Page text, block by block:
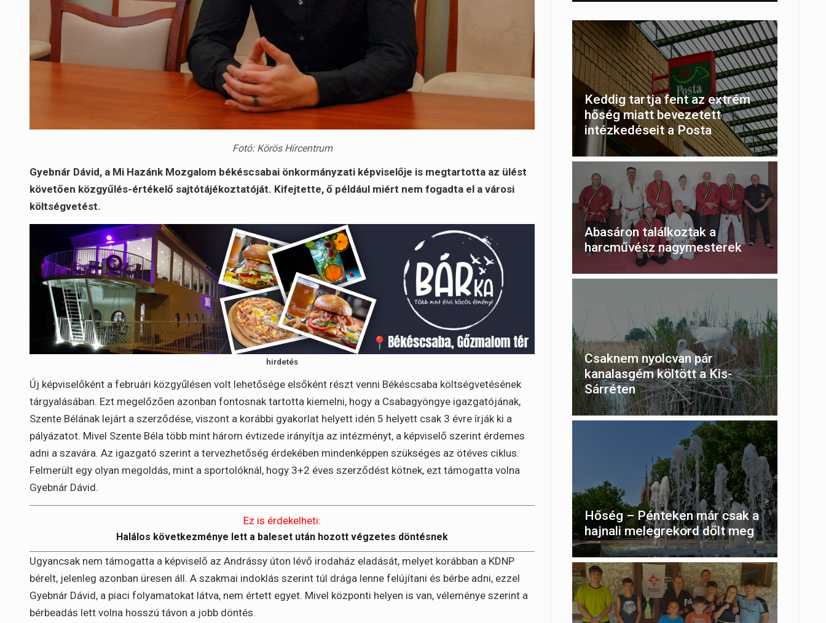
Fotó: Körös Hírcentrum
Gyebnár Dávid, a Mi Hazánk Mozgalom békéscsabai önkormányzati képviselője is megtartotta az ülést
követően közgyűlés-értékelő sajtótájékoztatóját. Kifejtette, ő például miért nem fogadta el a városi
költségvetést.
hirdetés
Új képviselőként a februári közgyűlésen volt lehetősége elsőként részt venni Békéscsaba költségvetésének
tárgyalásában. Ezt megelőzően azonban fontosnak tartotta kiemelni, hogy a Csabagyöngye igazgatójának,
Szente Bélának lejárt a szerződése, viszont a korábbi gyakorlat helyett idén 5 helyett csak 3 évre írják ki a
pályázatot. Mivel Szente Béla több mint három évtizede irányítja az intézményt, a képviselő szerint érdemes
adni a szavára. Az igazgató szerint a tervezhetőség érdekében mindenképpen szükséges az ötéves ciklus.
Felmerült egy olyan megoldás, mint a sportolóknál, hogy 3+2 éves szerződést kötnek, ezt támogatta volna
Gyebnár Dávid.
Ez is érdekelheti:
Halálos következménye lett a baleset után hozott végzetes döntésnek
Ugyancsak nem támogatta a képviselő az Andrássy úton lévő irodaház eladását, melyet korábban a KDNP
bérelt, jelenleg azonban üresen áll. A szakmai indoklás szerint túl drága lenne felújítani és bérbe adni, ezzel
Gyebnár Dávid, a piaci folyamatokat látva, nem értett egyet. Mivel központi helyen is van, véleménye szerint a
bérbeadás lett volna hosszú távon a jobb döntés.
Keddig tartja fent az extrém
hőség miatt bevezetett
intézkedéseit a Posta
Abasáron találkoztak a
harcművész nagymesterek
Csaknem nyolcvan pár
kanalasgém költött a Kis-
Sárréten
Hőség – Pénteken már csak a
hajnali melegrekord dőlt meg